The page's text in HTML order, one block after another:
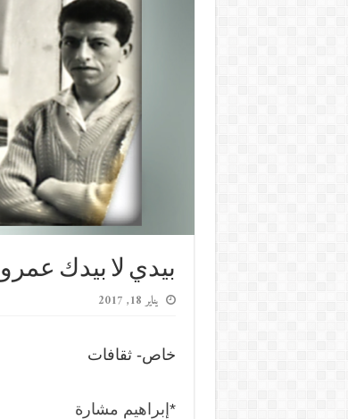
بيدي لا بيدك
يناير 18, 2017
خاص- ثقافات
* إبراهيم مشارة